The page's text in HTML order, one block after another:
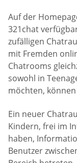
Auf der
321chat
zufälligen
mit Fremden
Chatrooms
sowohl in
möchten,
Ein neuer
Kindern, frei im
haben,
Benutzer